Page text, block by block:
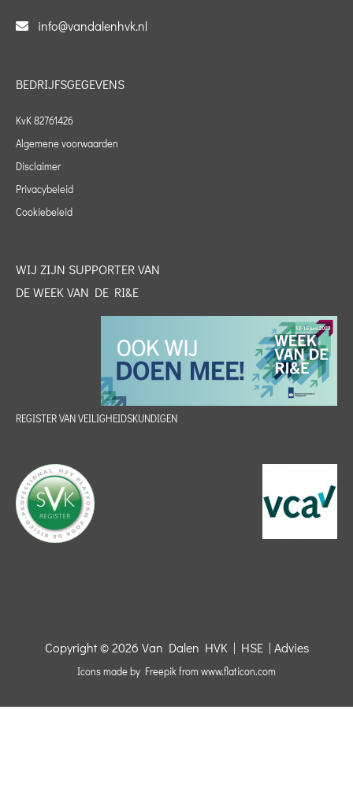
 info@vandalenhvk.nl
BEDRIJFSGEGEVENS
KvK 82761426
Algemene voorwaarden
Disclaimer
Privacybeleid
Cookiebeleid
WIJ ZIJN SUPPORTER VAN
DE WEEK VAN DE RI&E
REGISTER VAN VEILIGHEIDSKUNDIGEN
Copyright © 2026 Van Dalen HVK | HSE | Advies
Icons made by Freepik from www.flaticon.com